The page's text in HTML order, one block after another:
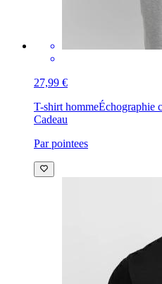
27,99 €
T-shirt hommeÉchographie
Cadeau
Par pointees